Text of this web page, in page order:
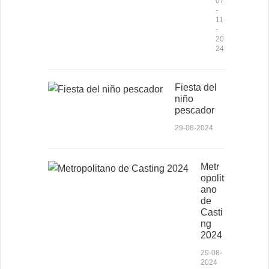
-
11
-
20
24
Fiesta del
niño
pescador
29-08-2024
Metr
opolit
ano
de
Casti
ng
2024
29-08-
2024